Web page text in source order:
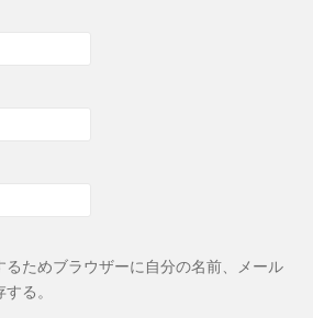
ためブラウザーに自分の名前、メール
る。